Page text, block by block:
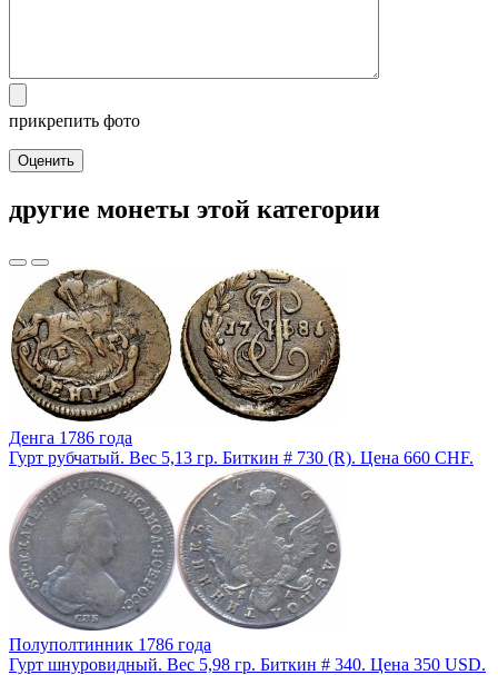
прикрепить фото
Оценить
другие монеты этой категории
Денга 1786 года
Гурт рубчатый. Вес 5,13 гр. Биткин # 730 (R). Цена 660 CHF.
Полуполтинник 1786 года
Гурт шнуровидный. Вес 5,98 гр. Биткин # 340. Цена 350 USD.